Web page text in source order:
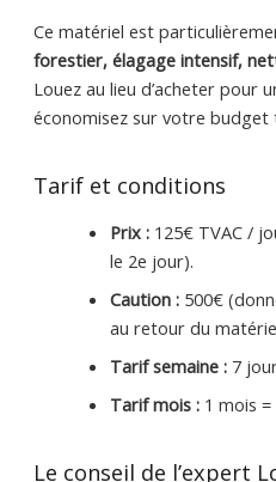
Ce matériel est
forestier, élagage intensif,
Louez au lieu d’acheter pour
économisez sur votre budget
Tarif et conditions
Prix :125€ TVAC /
le 2e jour).
Caution :500€
au retour du
Tarif semaine :7
Tarif mois :1 mois =
Le conseil de l’expert